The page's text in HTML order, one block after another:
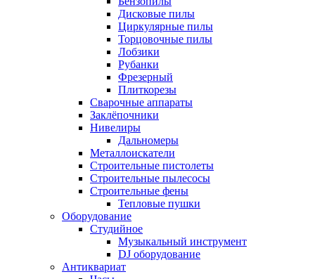
Дисковые пилы
Циркулярные пилы
Торцовочные пилы
Лобзики
Рубанки
Фрезерный
Плиткорезы
Сварочные аппараты
Заклёпочники
Нивелиры
Дальномеры
Металлоискатели
Строительные пистолеты
Строительные пылесосы
Строительные фены
Тепловые пушки
Оборудование
Студийное
Музыкальный инструмент
DJ оборудование
Антиквариат